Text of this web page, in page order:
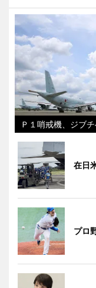
Ｐ１哨戒機、ジブ
在日
プロ